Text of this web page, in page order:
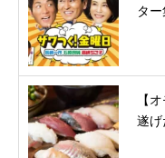
ター
【
遂げ